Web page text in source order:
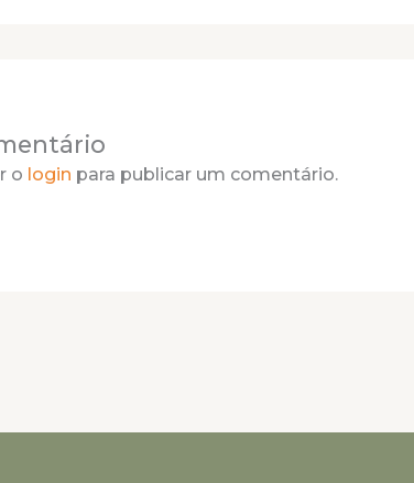
o login para publicar um comentário.